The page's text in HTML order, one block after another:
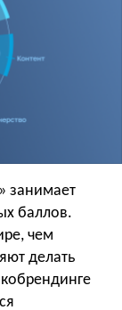
занимает
баллов.
чем
делать